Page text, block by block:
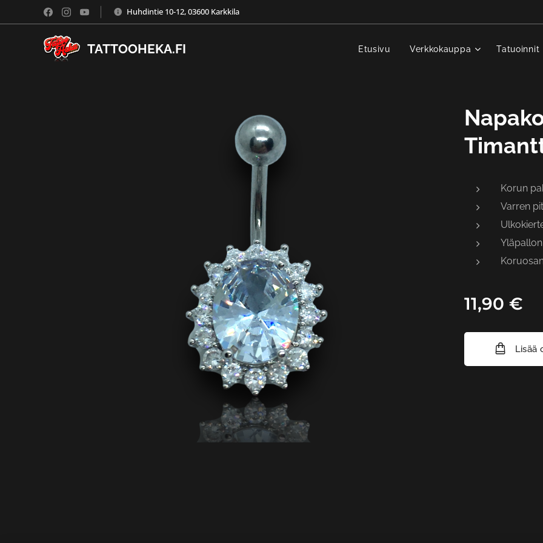
Huhdintie 10-12, 03600 Karkkila
TATTOOHEKA.FI Etusivu Verkkokauppa Tatuoinnit
Korun
Varren
11,90 €
Lisää